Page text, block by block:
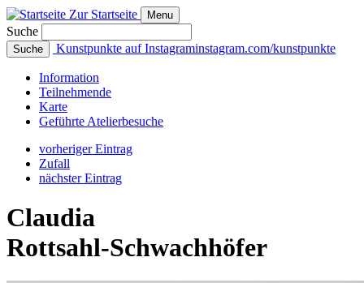
Zur Startseite Menu
Suche
Suche Kunstpunkte auf Instagraminstagram.com/kunstpunkte
Information
Teilnehmende
Karte
Geführte Atelierbesuche
vorheriger Eintrag
Zufall
nächster Eintrag
Claudia
Rottsahl‑Schwachhöfer